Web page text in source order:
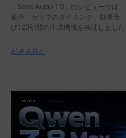
「Seed Audio 1.0」のレビューでは
音声、セリフのタイミング、効果音
び120秒間の生成機能を検証しまし
続きを読む